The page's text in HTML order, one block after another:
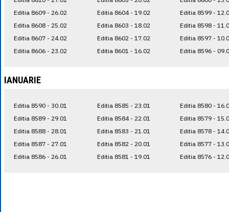
Editia 8609 - 26.02
Editia 8608 - 25.02
Editia 8607 - 24.02
Editia 8606 - 23.02
Editia 8604 - 19.02
Editia 8603 - 18.02
Editia 8602 - 17.02
Editia 8601 - 16.02
Editia 8599 -
Editia 8598 -
Editia 8597 -
Editia 8596 -
IANUARIE
Editia 8590 - 30.01
Editia 8589 - 29.01
Editia 8588 - 28.01
Editia 8587 - 27.01
Editia 8586 - 26.01
Editia 8585 - 23.01
Editia 8584 - 22.01
Editia 8583 - 21.01
Editia 8582 - 20.01
Editia 8581 - 19.01
Editia 8580 -
Editia 8579 -
Editia 8578 -
Editia 8577 -
Editia 8576 -